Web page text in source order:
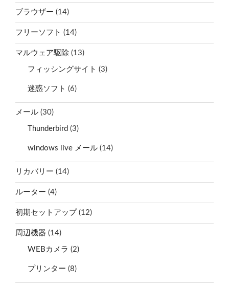
ブラウザー (14)
フリーソフト (14)
マルウェア駆除 (13)
フィッシングサイト (3)
迷惑ソフト (6)
メール (30)
Thunderbird (3)
windows live メール (14)
リカバリー (14)
ルーター (4)
初期セットアップ (12)
周辺機器 (14)
WEBカメラ (2)
プリンター (8)